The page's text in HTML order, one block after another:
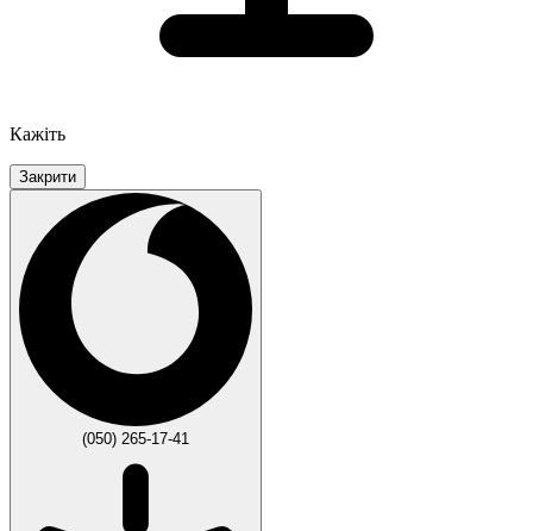
Кажіть
Закрити
(050) 265-17-41